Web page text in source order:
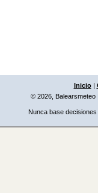
Inicio|
© 2026, Balearsmeteo
Nunca base